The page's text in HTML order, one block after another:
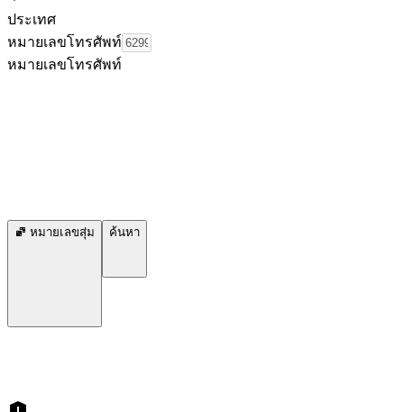
ประเทศ
หมายเลขโทรศัพท์
หมายเลขโทรศัพท์
หมายเลขสุ่ม ค้นหา